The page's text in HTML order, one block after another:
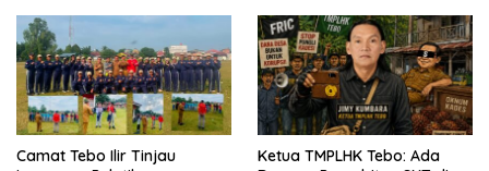
Camat Tebo Ilir Tinjau
Ketua TMPLHK Tebo: Ada